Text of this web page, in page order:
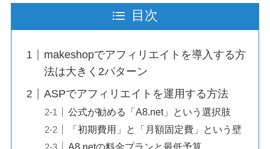
目次
makeshopでアフィリエイトを導入する方
法は大きく2パターン
ASPでアフィリエイトを運用する方法
公式が勧める「A8.net」という選択肢
「初期費用」と「月額固定費」という壁
A8.netの料金プランと最低予算